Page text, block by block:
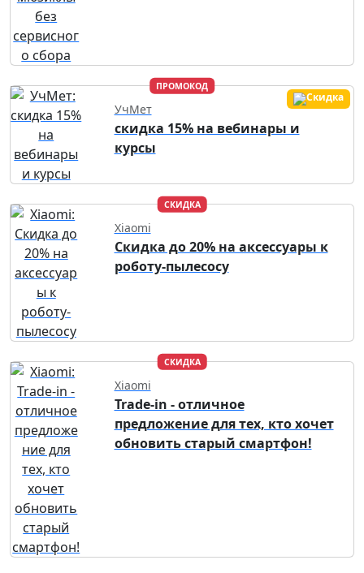
ПРОМОКОД
УчМет
скидка 15% на вебинары и
курсы
СКИДКА
Xiaomi
Скидка до 20% на аксессуары к
роботу-пылесосу
СКИДКА
Xiaomi
Trade-in - отличное
предложение для тех, кто хочет
обновить старый смартфон!